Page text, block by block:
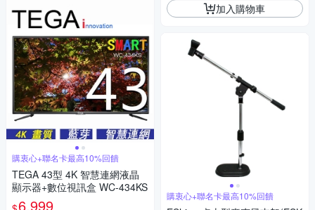
購衷心+聯名卡最高10%回饋
TEGA 43型 4K 智慧連網液晶
顯示器+數位視訊盒 WC-434KS
6,999
加入購物車
購衷心+聯名卡最高10%回饋